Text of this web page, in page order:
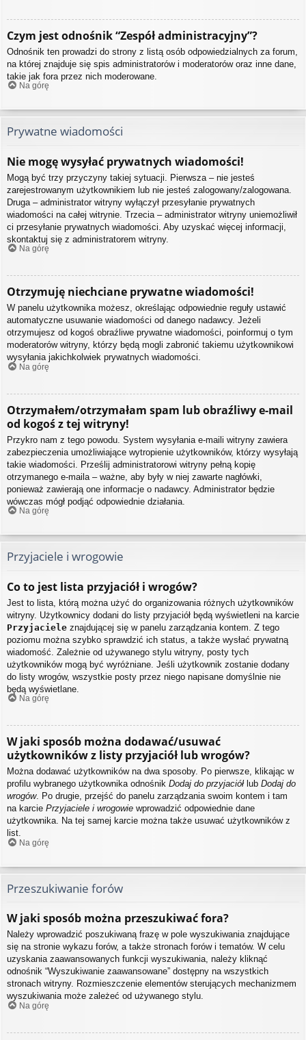
Czym jest odnośnik “Zespół administracyjny”?
Odnośnik ten prowadzi do strony z listą osób odpowiedzialnych za forum,
na której znajduje się spis administratorów i moderatorów oraz inne dane,
takie jak fora przez nich moderowane.
Na górę
Prywatne wiadomości
Nie mogę wysyłać prywatnych wiadomości!
Mogą być trzy przyczyny takiej sytuacji. Pierwsza – nie jesteś
zarejestrowanym użytkownikiem lub nie jesteś zalogowany/zalogowana.
Druga – administrator witryny wyłączył przesyłanie prywatnych
wiadomości na całej witrynie. Trzecia – administrator witryny uniemożliwił
ci przesyłanie prywatnych wiadomości. Aby uzyskać więcej informacji,
skontaktuj się z administratorem witryny.
Na górę
Otrzymuję niechciane prywatne wiadomości!
W panelu użytkownika możesz, określając odpowiednie reguły ustawić
automatyczne usuwanie wiadomości od danego nadawcy. Jeżeli
otrzymujesz od kogoś obraźliwe prywatne wiadomości, poinformuj o tym
moderatorów witryny, którzy będą mogli zabronić takiemu użytkownikowi
wysyłania jakichkolwiek prywatnych wiadomości.
Na górę
Otrzymałem/otrzymałam spam lub obraźliwy e-mail
od kogoś z tej witryny!
Przykro nam z tego powodu. System wysyłania e-maili witryny zawiera
zabezpieczenia umożliwiające wytropienie użytkowników, którzy wysyłają
takie wiadomości. Prześlij administratorowi witryny pełną kopię
otrzymanego e-maila – ważne, aby były w niej zawarte nagłówki,
ponieważ zawierają one informacje o nadawcy. Administrator będzie
wówczas mógł podjąć odpowiednie działania.
Na górę
Przyjaciele i wrogowie
Co to jest lista przyjaciół i wrogów?
Jest to lista, którą można użyć do organizowania różnych użytkowników
witryny. Użytkownicy dodani do listy przyjaciół będą wyświetleni na karcie
Przyjaciele znajdującej się w panelu zarządzania kontem. Z tego
poziomu można szybko sprawdzić ich status, a także wysłać prywatną
wiadomość. Zależnie od używanego stylu witryny, posty tych
użytkowników mogą być wyróżniane. Jeśli użytkownik zostanie dodany
do listy wrogów, wszystkie posty przez niego napisane domyślnie nie
będą wyświetlane.
Na górę
W jaki sposób można dodawać/usuwać
użytkowników z listy przyjaciół lub wrogów?
Można dodawać użytkowników na dwa sposoby. Po pierwsze, klikając w
profilu wybranego użytkownika odnośnik Dodaj do przyjaciółlub Dodaj do
wrogów. Po drugie, przejść do panelu zarządzania swoim kontem i tam
na karcie Przyjaciele i wrogowie wprowadzić odpowiednie dane
użytkownika. Na tej samej karcie można także usuwać użytkowników z
list.
Na górę
Przeszukiwanie forów
W jaki sposób można przeszukiwać fora?
Należy wprowadzić poszukiwaną frazę w pole wyszukiwania znajdujące
się na stronie wykazu forów, a także stronach forów i tematów. W celu
uzyskania zaawansowanych funkcji wyszukiwania, należy kliknąć
odnośnik “Wyszukiwanie zaawansowane” dostępny na wszystkich
stronach witryny. Rozmieszczenie elementów sterujących mechanizmem
wyszukiwania może zależeć od używanego stylu.
Na górę